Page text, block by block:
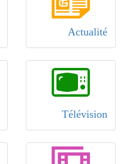
Actualité
Télévision